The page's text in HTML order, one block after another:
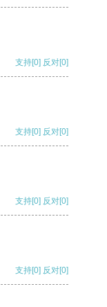
支持[0] 反对[0]
支持[0] 反对[0]
支持[0] 反对[0]
支持[0] 反对[0]